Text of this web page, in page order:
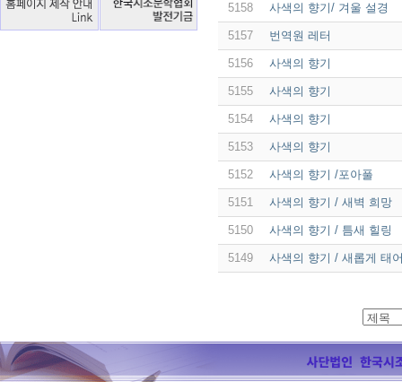
5158 사색의 향기/ 겨울 설경
5157 번역원 레터
5156 사색의 향기
5155 사색의 향기
5154 사색의 향기
5153 사색의 향기
5152 사색의 향기 /포아풀
5151 사색의 향기 / 새벽 희망
5150 사색의 향기 / 틈새 힐링
5149 사색의 향기 / 새롭게 태